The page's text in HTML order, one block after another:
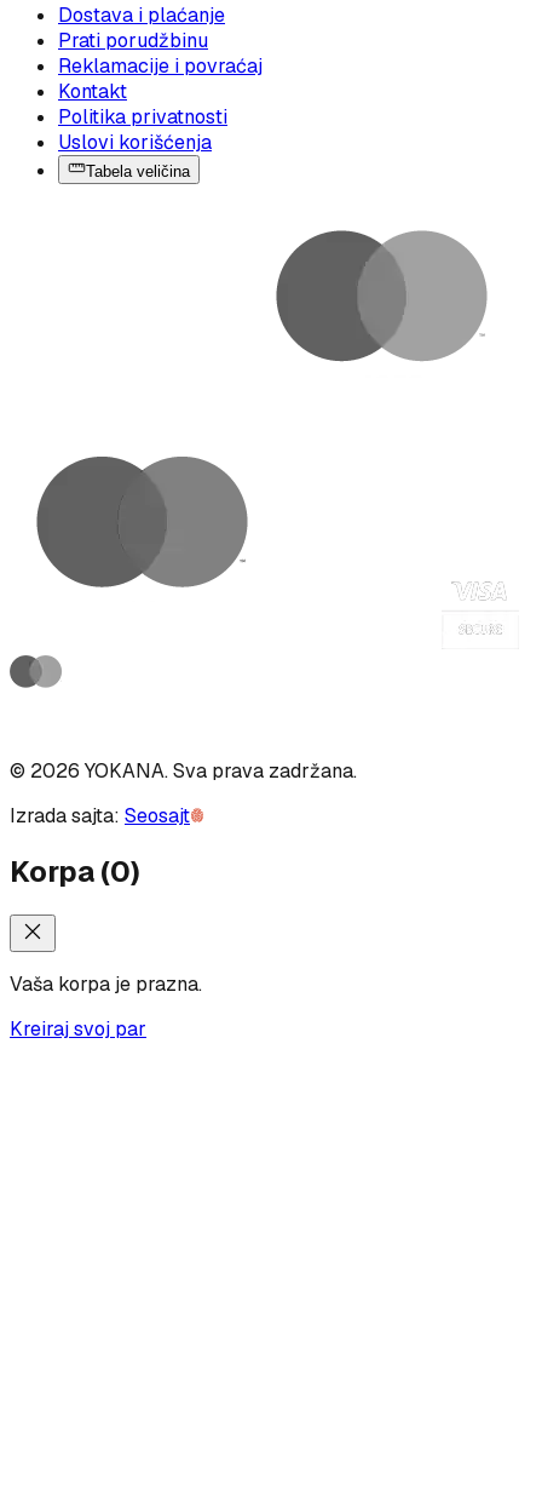
Dostava i plaćanje
Prati porudžbinu
Reklamacije i povraćaj
Kontakt
Politika privatnosti
Uslovi korišćenja
Tabela veličina
© 2026 YOKANA.Sva prava zadržana.
Izrada sajta: Seosajt
Korpa(0)
Vaša korpa je prazna.
Kreiraj svoj par